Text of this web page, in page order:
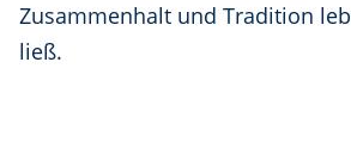
Zusammenhalt und Tradition
ließ.